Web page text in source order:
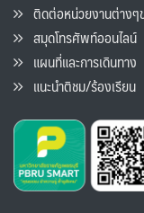
ติดต่อหน่วยงานต่างๆ
สมุดโทรศัพท์ออนไลน์
แผนที่และการเดินทาง
แนะนำติชม/ร้องเรียน